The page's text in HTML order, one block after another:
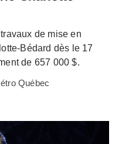
de mise en
Bédard dès le 17
de 657 000 $.
Québec